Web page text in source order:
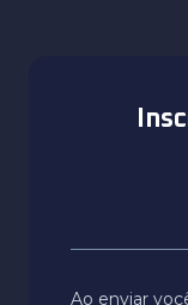
Ao enviar